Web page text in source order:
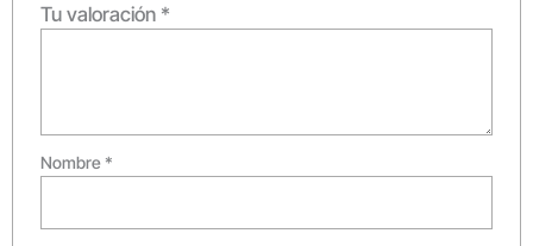
Tu valoración *
Nombre *